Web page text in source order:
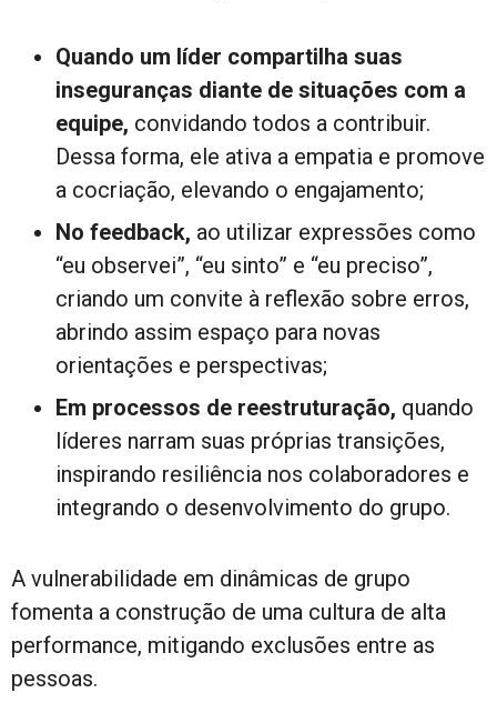
Quando um líder compartilha suas
inseguranças diante de situações com a
equipe, convidando todos a contribuir.
Dessa forma, ele ativa a empatia e promove
a cocriação, elevando o engajamento;
No feedback, ao utilizar expressões como
“eu observei”, “eu sinto” e “eu preciso”,
criando um convite à reflexão sobre erros,
abrindo assim espaço para novas
orientações e perspectivas;
Em processos de reestruturação, quando
líderes narram suas próprias transições,
inspirando resiliência nos colaboradores e
integrando o desenvolvimento do grupo.
A vulnerabilidade em dinâmicas de grupo
fomenta a construção de uma cultura de alta
performance, mitigando exclusões entre as
pessoas.